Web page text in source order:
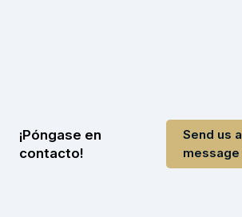
¡Póngase en
contacto!
Send us a
message